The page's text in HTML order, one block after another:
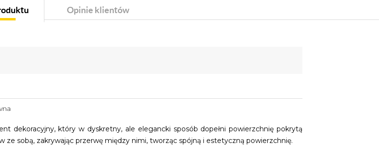
Opinie klientów
dekoracyjny, który w dyskretny, ale elegancki sposób dopełni powierzchnię pokrytą
ze sobą, zakrywając przerwę między nimi, tworząc spójną i estetyczną powierzchnię.